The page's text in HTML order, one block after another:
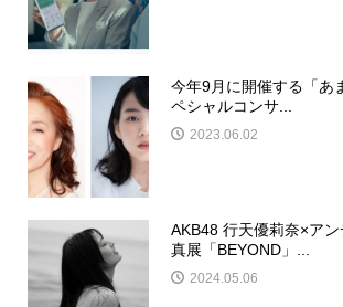
今年9月に開催する「あ
ペシャルコンサ...
2023.06.02
AKB48 行天優莉奈×ア
真展「BEYOND」...
2024.05.06